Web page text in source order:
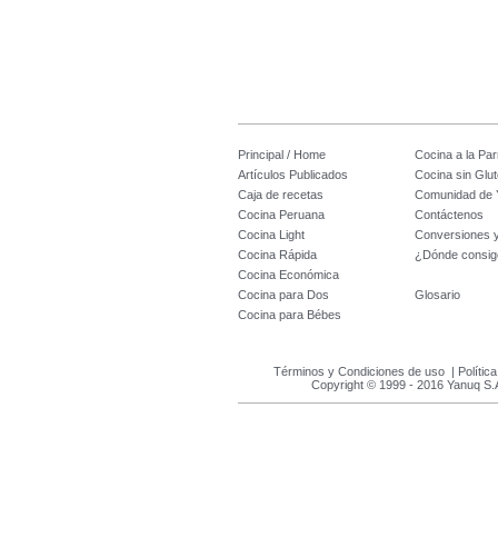
Principal / Home
Cocina a la
Artículos Publicados
Cocina sin
Caja de recetas
Comunidad de
Cocina Peruana
Contáctenos
Cocina Light
Conversiones
Cocina Rápida
¿Dónde
Cocina Económica
Cocina para Dos
Glosario
Cocina para Bébes
Términos y Condiciones de uso |
Copyright © 1999 - 2016 Yanuq